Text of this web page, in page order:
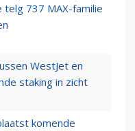
telg 737 MAX-familie
WestJet en
staking in zicht
komende